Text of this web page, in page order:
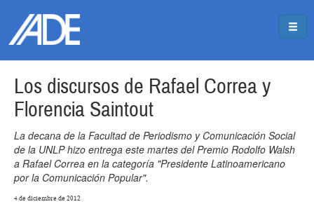
Los discursos de Rafael Correa y
Florencia Saintout
La decana de la Facultad de Periodismo y Comunicación Social
de la UNLP hizo entrega este martes del Premio Rodolfo Walsh
a Rafael Correa en la categoría "Presidente Latinoamericano
por la Comunicación Popular".
4 de diciembre de 2012